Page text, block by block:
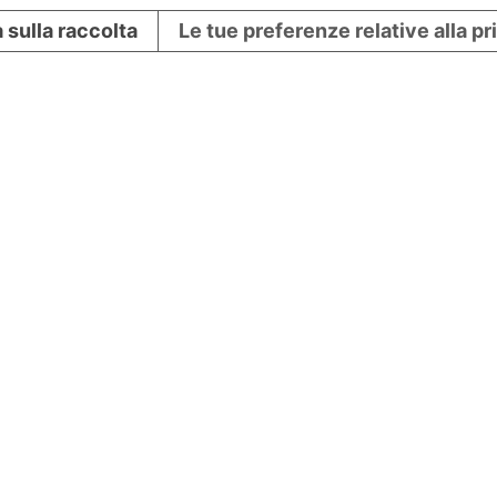
sulla raccolta Le tue preferenze relative alla